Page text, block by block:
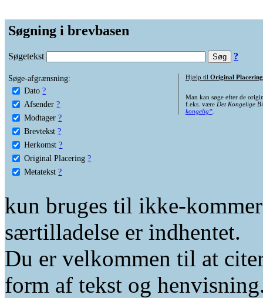
Søgning i brevbasen
Søgetekst ?
Søge-afgrænsning:
Dato ?
Afsender ?
Modtager ?
Brevtekst ?
Herkomst ?
Original Placering ?
Metatekst ?
Hjælp til Original Placering
Man kan søge efter de
f.eks. være Det Kongelige
kongelig*.
kun bruges til ikke-
særtilladelse er indhentet.
Du er velkommen til at
form af tekst og